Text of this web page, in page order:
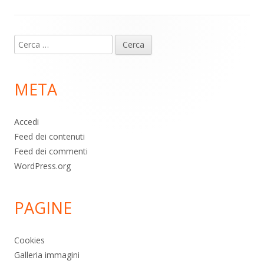
piè
pagina
Ricerca
per:
META
Accedi
Feed dei contenuti
Feed dei commenti
WordPress.org
PAGINE
Cookies
Galleria immagini